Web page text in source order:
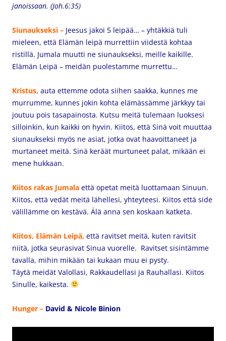
janoissaan. (Joh.6:35)
Siunaukseksi – Jeesus jakoi 5 leipää… – yhtäkkiä tuli
mieleen, että Elämän leipä murrettiin viidestä kohtaa
ristillä. Jumala muutti ne siunaukseksi, meille kaikille.
Elämän Leipä – meidän puolestamme murrettu…
Kristus, auta ettemme odota siihen saakka, kunnes me
murrumme, kunnes jokin kohta elämässämme järkkyy tai
joutuu pois tasapainosta. Kutsu meitä tulemaan luoksesi
silloinkin, kun kaikki on hyvin. Kiitos, että Sinä voit muuttaa
siunaukseksi myös ne asiat, jotka ovat haavoittaneet ja
murtaneet meitä. Sinä keräät murtuneet palat, mikään ei
mene hukkaan.
Kiitos rakas Jumala että opetat meitä luottamaan Sinuun.
Kiitos, että vedät meitä lähellesi, yhteyteesi. Kiitos että side
välillämme on kestävä. Älä anna sen koskaan katketa.
Kiitos, Elämän Leipä, että ravitset meitä, kuten ravitsit
niitä, jotka seurasivat Sinua vuorelle. Ravitset sisintämme
tavalla, mihin mikään tai kukaan muu ei pysty.
Täytä meidät Valollasi, Rakkaudellasi ja Rauhallasi. Kiitos
Sinulle, kaikesta.
Hunger – David & Nicole Binion